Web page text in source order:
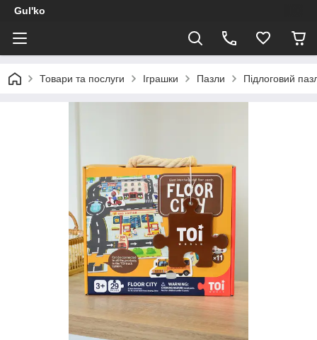
Gul'ko
Товари та послуги Іграшки Пазли Підлоговий